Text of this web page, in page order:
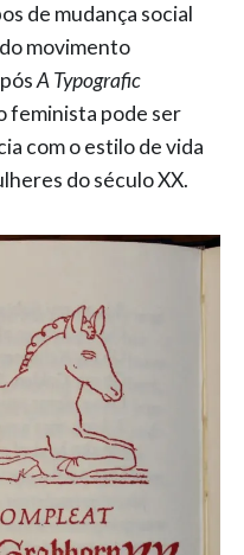
de mudança social
movimento
A Typografic
feminista pode ser
com o estilo de vida
do século XX.